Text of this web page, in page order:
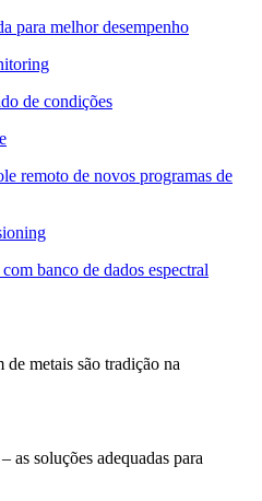
para melhor desempenho
de condições
remoto de novos programas de
banco de dados espectral
metais são tradição na
as soluções adequadas para